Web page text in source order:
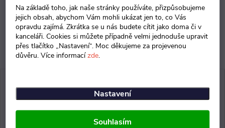
Na základě toho, jak naše stránky používáte, přizpůsobujeme
jejich obsah, abychom Vám mohli ukázat jen to, co Vás
opravdu zajímá. Zkrátka se u nás budete cítit jako doma či v
kanceláři. Cookies si můžete případně velmi jednoduše upravit
přes tlačítko „Nastavení“. Moc děkujeme za projevenou
důvěru. Více informacízde.
Nastavení
Souhlasím
Diskuse